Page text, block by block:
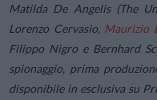
Matilda De Angelis (The
Lorenzo Cervasio, Maurizio
Filippo Nigro e Bernhard
spionaggio, prima
disponibile in esclusiva su